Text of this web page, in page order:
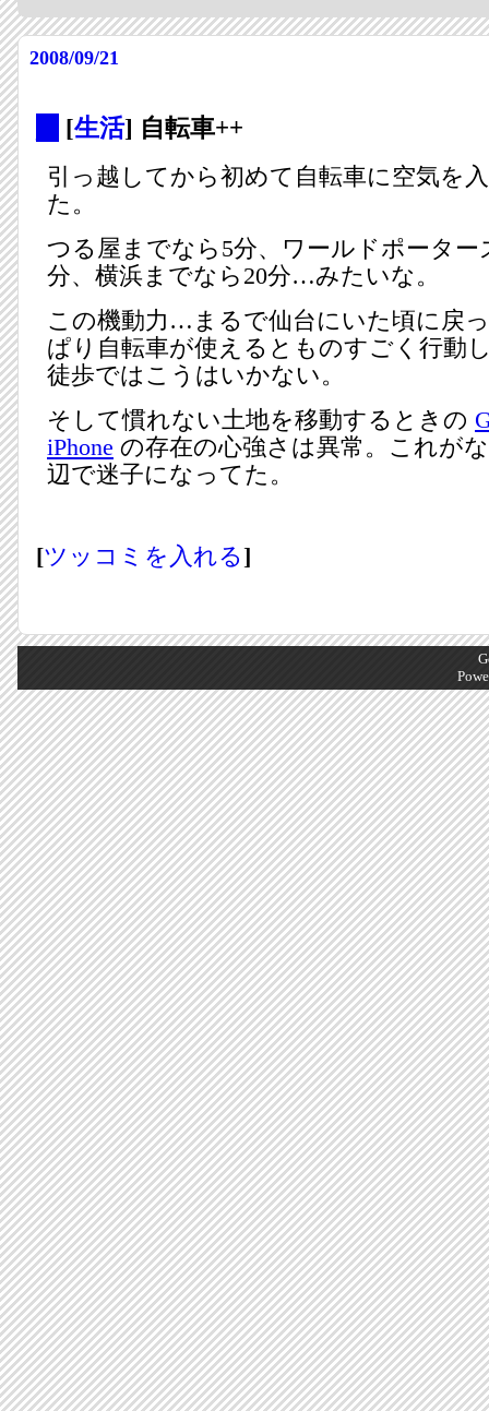
2008/09/21
[生活] 自転車++
引っ越してから初めて自転車に空気を
た。
つる屋までなら5分、ワールドポーター
分、横浜までなら20分…みたいな。
この機動力…まるで仙台にいた頃に戻
ぱり自転車が使えるとものすごく行動
徒歩ではこうはいかない。
そして慣れない土地を移動するときの
iPhone の存在の心強さは異常。これが
辺で迷子になってた。
[ツッコミを入れる]